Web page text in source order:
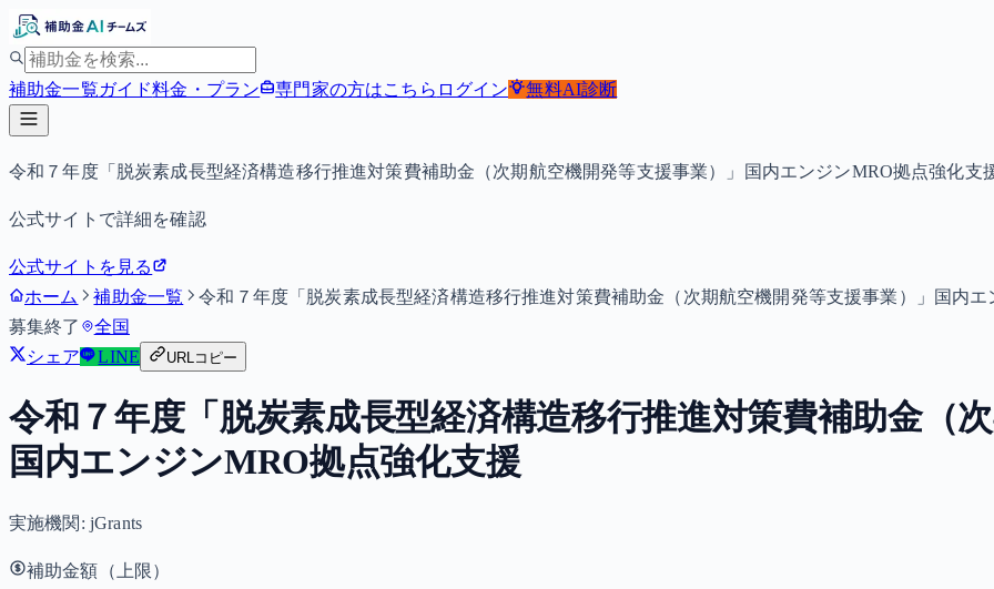
補助金一覧ガイド料金・プラン 専門家の方はこちら ログイン 無料AI診断
令和７年度「脱炭素成長型経済構造移行推進対策費補助金（次期航空機開発等支援事業）」国内エンジンMRO拠点強化支
公式サイトで詳細を確認
公式サイトを見る
ホーム
補助金一覧
令和７年度「脱炭素成長型経済構造移行推進対策費補助金（次期航空機開発等支援事業）」国内
募集終了
全国
シェア
LINE URLコピー
令和７年度「脱炭素成長型経済構造移行推進対策費補助金（
国内エンジンMRO拠点強化支援
実施機関: jGrants
補助金額（上限）